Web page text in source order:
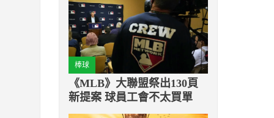
棒球
《MLB》大聯盟祭出130頁
新提案 球員工會不太買單